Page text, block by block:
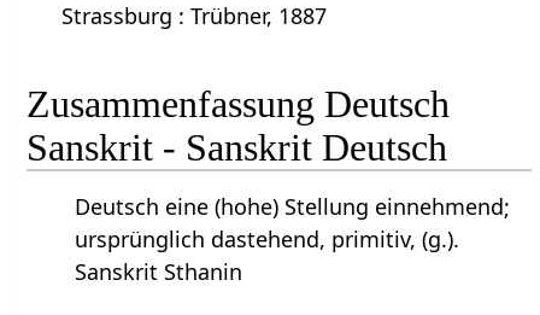
Strassburg : Trübner, 1887
Zusammenfassung Deutsch
Sanskrit - Sanskrit Deutsch
Deutsch eine (hohe) Stellung einnehmend;
ursprünglich dastehend, primitiv, (g.).
Sanskrit Sthanin